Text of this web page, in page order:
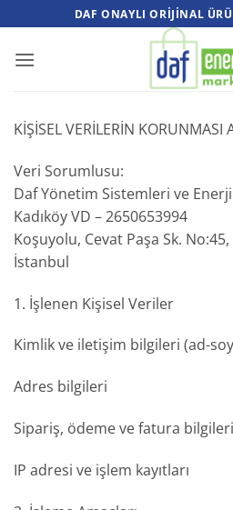
atla
DAF ONAYLI ORIJINAL
KİŞİSEL VERİLERİN KORUNMASI
Veri Sorumlusu:
Daf Yönetim Sistemleri ve Enerji
Kadıköy VD – 2650653994
Koşuyolu, Cevat Paşa Sk.
İstanbul
1. İşlenen Kişisel Veriler
Kimlik ve iletişim bilgileri (ad-
Adres bilgileri
Sipariş, ödeme ve fatura bilgileri
IP adresi ve işlem kayıtları